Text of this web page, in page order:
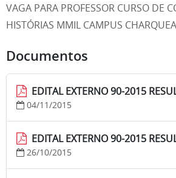
VAGA PARA PROFESSOR CURSO DE
HISTÓRIAS MMIL CAMPUS
Documentos
EDITAL EXTERNO 90-2015
04/11/2015
EDITAL EXTERNO 90-2015
26/10/2015